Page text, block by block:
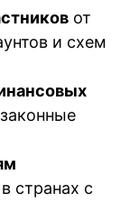
от
и схем
странах с